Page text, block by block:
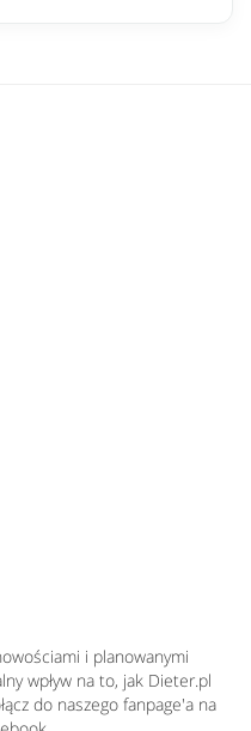
i planowanymi
wpływ na to, jak Dieter.pl
do naszego fanpage'a na